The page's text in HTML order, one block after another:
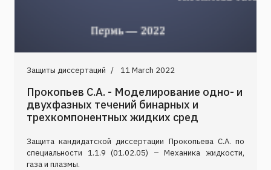
Защиты диссертаций 11 March 2022
Прокопьев С.А. - Моделирование одно- и
двухфазных течений бинарных и
трехкомпонентных жидких сред
Защита кандидатской диссертации Прокопьева С.А. по
специальности 1.1.9 (01.02.05) – Механика жидкости,
газа и плазмы.